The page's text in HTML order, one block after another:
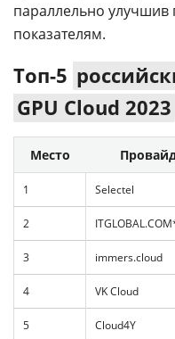
параллельно
показателям.
Топ-5
GPU Cloud 2023
Место
1 Selectel
2
3 immers.cloud
4 VK Cloud
5 Cloud4Y